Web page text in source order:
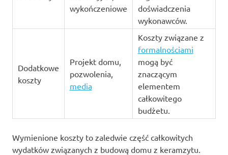
wykończeniowe
doświadczenia
wykonawców.
Dodatkowe
koszty
Projekt domu,
pozwolenia,
media
Koszty związane z
formalnościami
mogą być
znaczącym
elementem
całkowitego
budżetu.
Wymienione koszty to zaledwie część całkowitych
wydatków związanych z budową domu z keramzytu.